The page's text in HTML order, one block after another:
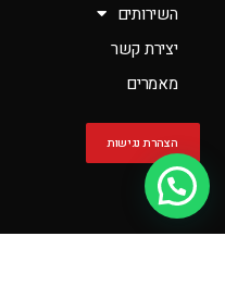
השירותים
יצירת קשר
מאמרים
הצהרת נגישות